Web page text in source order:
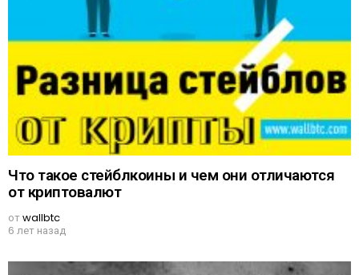
Что такое стейблкоины и чем они отличаются
от криптовалют
отwallbtc
6 лет назад